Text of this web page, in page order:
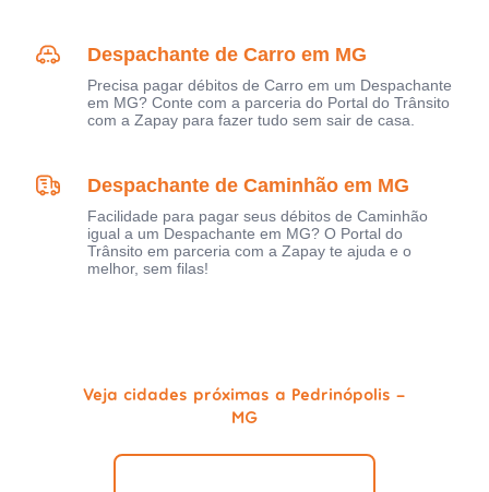
Despachante de Carro em MG
Precisa pagar débitos de Carro em um Despachante
em MG? Conte com a parceria do Portal do Trânsito
com a Zapay para fazer tudo sem sair de casa.
Despachante de Caminhão em MG
Facilidade para pagar seus débitos de Caminhão
igual a um Despachante em MG? O Portal do
Trânsito em parceria com a Zapay te ajuda e o
melhor, sem filas!
Veja cidades próximas a Pedrinópolis -
MG